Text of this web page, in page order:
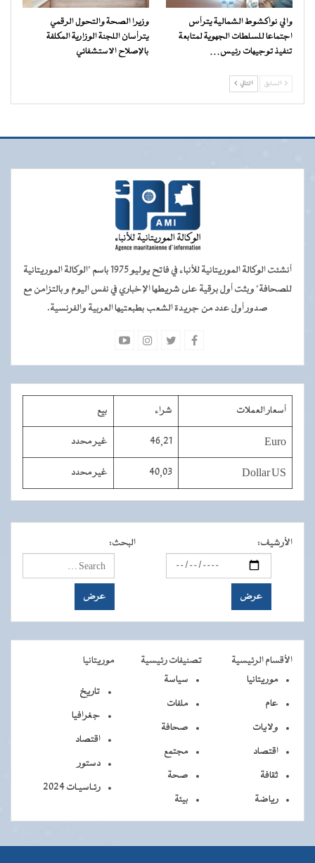
والي نواكشوط الشمالية يترأس
اجتماعا للسلطات الجهوية لمتابعة
تنفيذ توجيهات رئيس…
وزيرا الصحة والتحول الرقمي
يترأسان اللجنة الوزارية المكلفة
بالإصلاح الاستشفائي
السابق التالي
أنشئت الوكالة الموريتانية للأنباء في فاتح يوليو 1975 باسم "الوكالة الموريتانية
للصحافة" وبثت أول برقية على شريطها الإخباري في نفس اليوم و بالتزامن مع
صدور أول عدد من جريدة الشعب بطبعتيها العربية والفرنسية.
أسعار العملات شراء بيع
Euro
46,21 غير محدد
Dollar US
40,03 غير محدد
الأرشيف: البحث:
الأقسام الرئيسية تصنيفات رئيسية
موريتانيا
موريتانيا
عام
ولايات
اقتصاد
ثقافة
رياضة
سياسة
ملفات
صحافة
مجتمع
صحة
بيئة
تاريخ
جغرافيا
اقتصاد
دستور
رئـاسيـات 2024